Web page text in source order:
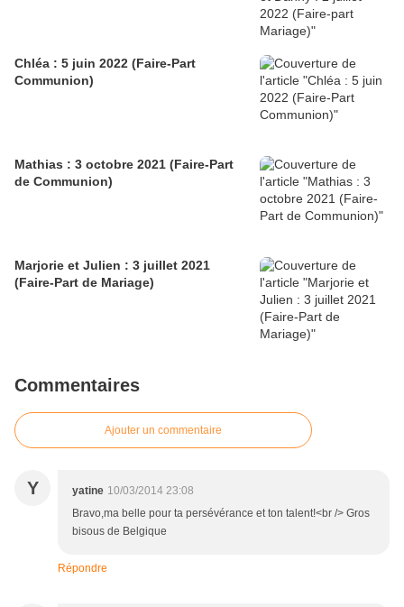
Chléa : 5 juin 2022 (Faire-Part
Communion)
Mathias : 3 octobre 2021 (Faire-Part
de Communion)
Marjorie et Julien : 3 juillet 2021
(Faire-Part de Mariage)
Commentaires
Ajouter un commentaire
Y yatine 10/03/2014 23:08
Bravo,ma belle pour ta persévérance et ton talent!<br /> Gros
bisous de Belgique
Répondre